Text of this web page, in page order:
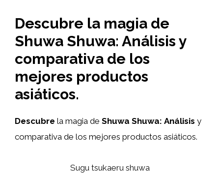
Descubre la magia de
Shuwa Shuwa: Análisis y
comparativa de los
mejores productos
asiáticos.
Descubre la magia de Shuwa Shuwa: Análisis y
comparativa de los mejores productos asiáticos.
Sugu tsukaeru shuwa